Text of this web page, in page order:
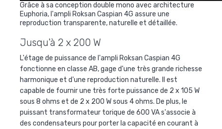
Grâce à sa conception double mono avec architecture
Euphoria, l'ampli Roksan Caspian 4G assure une
reproduction transparente, naturelle et détaillée.
Jusqu'à 2 x 200 W
L'étage de puissance de l'ampli Roksan Caspian 4G
fonctionne en classe AB, gage d'une très grande richesse
harmonique et d'une reproduction naturelle. Il est
capable de fournir une très forte puissance de 2 x 105 W
sous 8 ohms et de 2 x 200 W sous 4 ohms. De plus, le
puissant transformateur torique de 600 VA s'associe à
des condensateurs pour porter la capacité en courant à